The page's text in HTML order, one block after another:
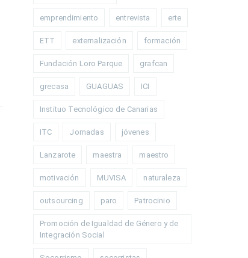
emprendimiento entrevista erte
ETT externalización formación
Fundación Loro Parque grafcan
grecasa GUAGUAS ICI
Instituo Tecnológico de Canarias
ITC Jornadas jóvenes
Lanzarote maestra maestro
motivación MUVISA naturaleza
outsourcing paro Patrocinio
Promoción de Igualdad de Género y de
Integración Social